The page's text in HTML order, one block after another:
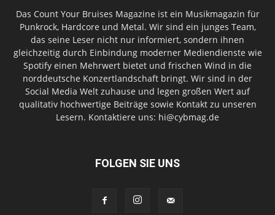
Das Count Your Bruises Magazine ist ein Musikmagazin für
Punkrock, Hardcore und Metal. Wir sind ein junges Team,
das seine Leser nicht nur informiert, sondern ihnen
gleichzeitig durch Einbindung moderner Mediendienste wie
Spotify einen Mehrwert bietet und frischen Wind in die
norddeutsche Konzertlandschaft bringt. Wir sind in der
Social Media Welt zuhause und legen großen Wert auf
qualitativ hochwertige Beiträge sowie Kontakt zu unseren
Lesern. Kontaktiere uns: hi@cybmag.de
FOLGEN SIE UNS